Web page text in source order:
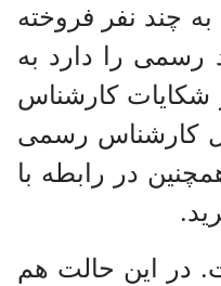
چند نفر فروخته
رسمی را دارد به
شکایات کارشناس
کارشناس رسمی
در رابطه با
در این حالت هم